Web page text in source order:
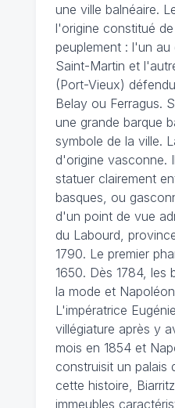
une ville balnéaire.
l'origine constitué
peuplement : l'un au
Saint-Martin et
(Port-Vieux)
Belay ou Ferragus.
une grande barque
symbole de la ville.
d'origine vasconne.
statuer clairement
basques, ou
d'un point de vue
du Labourd,
1790. Le premier
1650. Dès 1784, les
la mode et
L'impératrice
villégiature après y
mois en 1854 et
construisit un palais
cette histoire,
immeubles